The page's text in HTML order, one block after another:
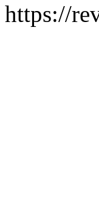
https://